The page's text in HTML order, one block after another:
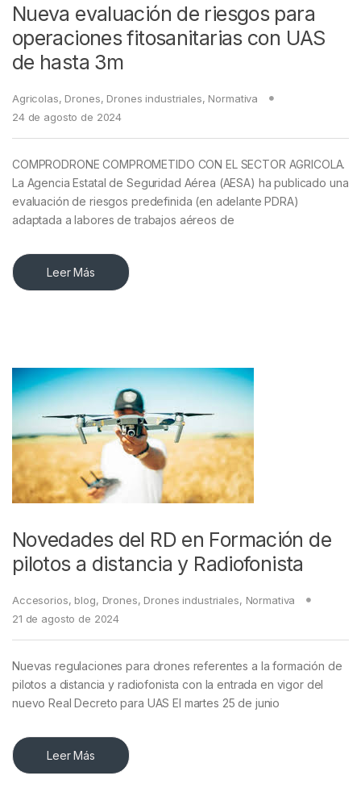
Nueva evaluación de riesgos para
operaciones fitosanitarias con UAS
de hasta 3m
Agricolas, Drones, Drones industriales, Normativa
24 de agosto de 2024
COMPRODRONE COMPROMETIDO CON EL SECTOR AGRICOLA.
La Agencia Estatal de Seguridad Aérea (AESA) ha publicado una
evaluación de riesgos predefinida (en adelante PDRA)
adaptada a labores de trabajos aéreos de
Leer Más
Novedades del RD en Formación de
pilotos a distancia y Radiofonista
Accesorios, blog, Drones, Drones industriales, Normativa
21 de agosto de 2024
Nuevas regulaciones para drones referentes a la formación de
pilotos a distancia y radiofonista con la entrada en vigor del
nuevo Real Decreto para UAS El martes 25 de junio
Leer Más